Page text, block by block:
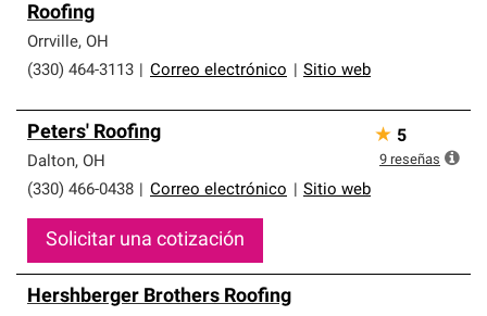
Roofing
Orrville, OH
(330) 464-3113
Correo electrónico Sitio web
Peters' Roofing
Dalton, OH
(330) 466-0438
Correo electrónico Sitio web
Solicitar una cotización
★ 5
9 reseñas
Hershberger Brothers Roofing